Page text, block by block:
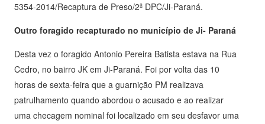
5354-2014/Recaptura de Preso/2ª DPC/Ji-Paraná.
Outro foragido recapturado no município de Ji- Paraná
Desta vez o foragido Antonio Pereira Batista estava na Rua
Cedro, no bairro JK em Ji-Paraná. Foi por volta das 10
horas de sexta-feira que a guarnição PM realizava
patrulhamento quando abordou o acusado e ao realizar
uma checagem nominal foi localizado em seu desfavor uma